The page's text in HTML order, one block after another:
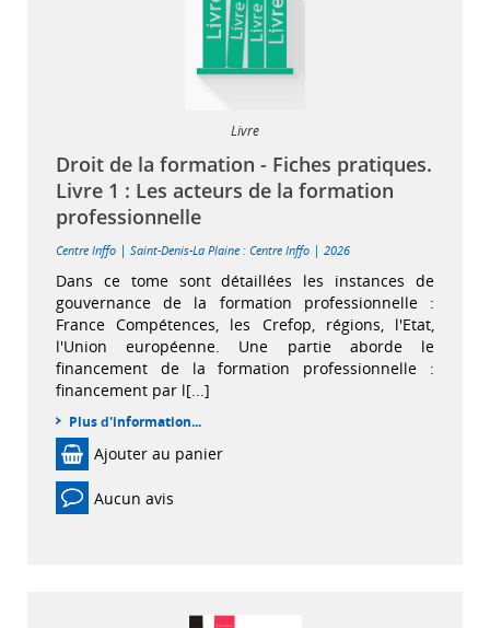
Livre
Droit de la formation - Fiches pratiques.
Livre 1 : Les acteurs de la formation
professionnelle
Centre Inffo | Saint-Denis-La Plaine : Centre Inffo | 2026
Dans ce tome sont détaillées les instances de
gouvernance de la formation professionnelle :
France Compétences, les Crefop, régions, l'Etat,
l'Union européenne. Une partie aborde le
financement de la formation professionnelle :
financement par l[...]
Plus d'information...
Ajouter au panier
Aucun avis